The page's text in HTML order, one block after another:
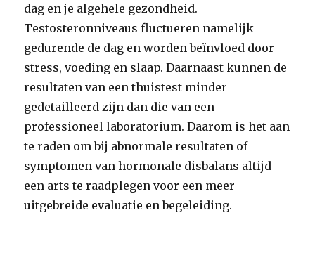
dag en je algehele gezondheid.
Testosteronniveaus fluctueren namelijk
gedurende de dag en worden beïnvloed door
stress, voeding en slaap. Daarnaast kunnen de
resultaten van een thuistest minder
gedetailleerd zijn dan die van een
professioneel laboratorium. Daarom is het aan
te raden om bij abnormale resultaten of
symptomen van hormonale disbalans altijd
een arts te raadplegen voor een meer
uitgebreide evaluatie en begeleiding.